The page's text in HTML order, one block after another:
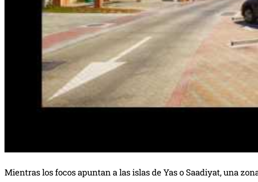
Mientras los focos apuntan a las islas de Yas o Saadiyat, una